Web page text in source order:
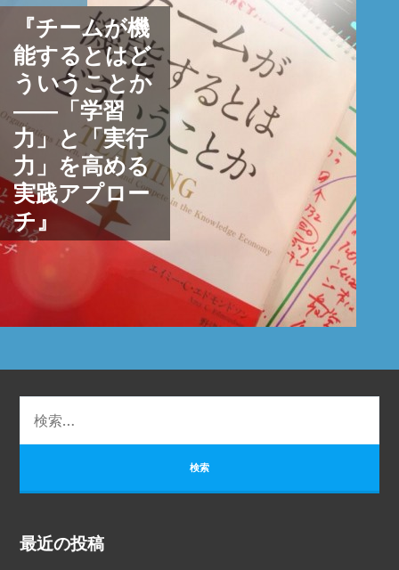
『チームが機
能するとはど
ういうことか
――「学習
力」と「実行
力」を高める
実践アプロー
チ』
最近の投稿